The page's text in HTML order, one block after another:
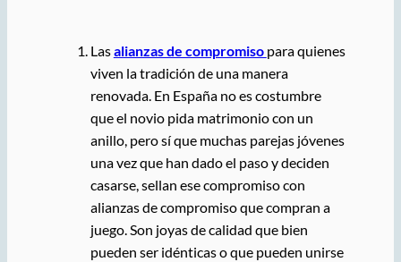
Lasalianzas de compromiso para quienes
viven la tradición de una manera
renovada. En España no es costumbre
que el novio pida matrimonio con un
anillo, pero sí que muchas parejas jóvenes
una vez que han dado el paso y deciden
casarse, sellan ese compromiso con
alianzas de compromiso que compran a
juego. Son joyas de calidad que bien
pueden ser idénticas o que pueden unirse